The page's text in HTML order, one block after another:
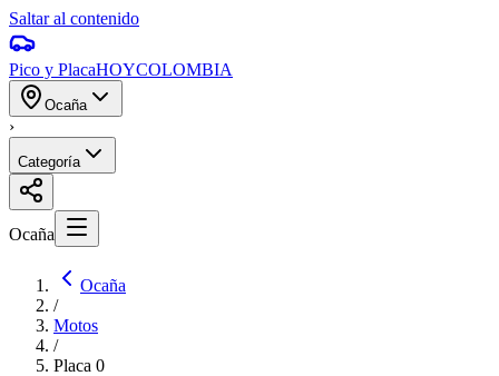
Saltar al contenido
Pico y PlacaHOYCOLOMBIA
Ocaña
›
Categoría
Ocaña
Ocaña
/
Motos
/
Placa 0